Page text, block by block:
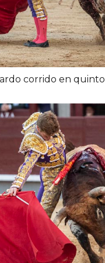
corrido en quinto